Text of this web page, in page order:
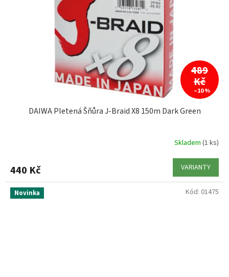
489
Kč
–10 %
DAIWA Pletená Šňůra J-Braid X8 150m Dark Green
Skladem (1 ks)
440 Kč VARIANTY
Novinka Kód: 01475